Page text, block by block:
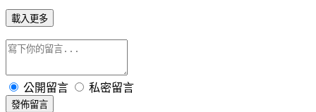
載入更多
公開留言 私密留言
發佈留言